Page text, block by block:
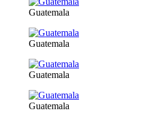
Guatemala
Guatemala
Guatemala
Guatemala